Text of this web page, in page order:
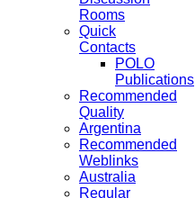
Rooms
Quick
Contacts
POLO
Publications
Recommended
Quality
Argentina
Recommended
Weblinks
Australia
Regular